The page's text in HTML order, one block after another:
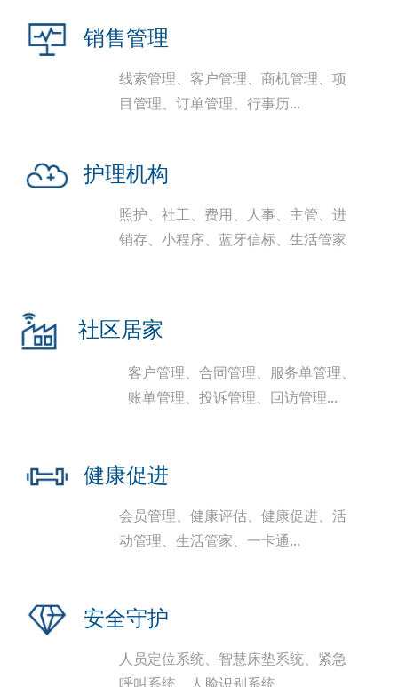
线索管理、客户管理、商机管理、项
目管理、订单管理、行事历...
销售管理
照护、社工、费用、人事、主管、进
销存、小程序、蓝牙信标、生活管家
护理机构
客户管理、合同管理、服务单管理、
账单管理、投诉管理、回访管理...
社区居家
会员管理、健康评估、健康促进、活
动管理、生活管家、一卡通...
健康促进
人员定位系统、智慧床垫系统、紧急
安全守护